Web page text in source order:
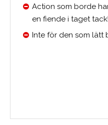
Action som borde
en fiende i taget tack!
Inte för den som lätt